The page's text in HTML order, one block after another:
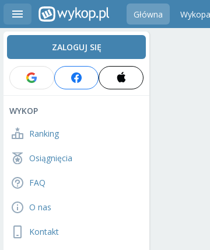
Główna
ZALOGUJ SIĘ
WYKOP
Ranking
Osiągnięcia
FAQ
O nas
Kontakt